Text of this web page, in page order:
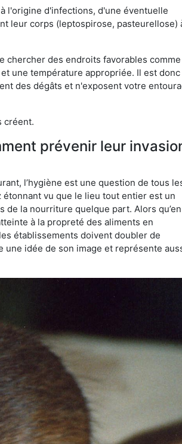
l'origine d'infections, d'une éventuelle
leur corps (leptospirose, pasteurellose)
chercher des endroits favorables
une température appropriée. Il est donc
des dégâts et n'exposent votre
créent.
prévenir leur
l’hygiène est une question de tous
étonnant vu que le lieu tout entier est un
de la nourriture quelque part. Alors
à la propreté des aliments en
établissements doivent doubler de
une idée de son image et représente